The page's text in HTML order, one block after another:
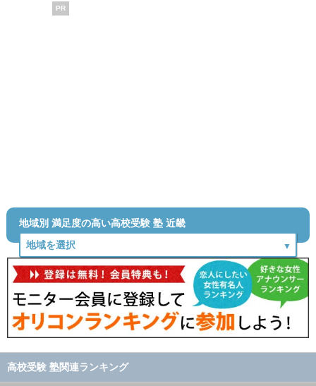
PR
地域別 満足度の高い高校受験 塾 近畿
高校受験 塾関連ランキング